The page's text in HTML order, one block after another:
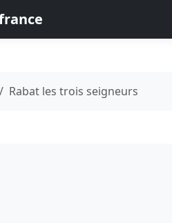
Rabat les trois seigneurs